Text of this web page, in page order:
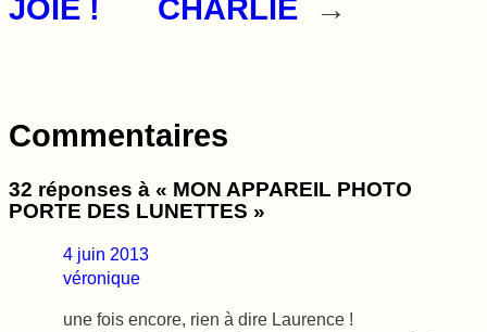
JOIE ! CHARLIE →
Commentaires
32 réponses à « MON APPAREIL PHOTO
PORTE DES LUNETTES »
4 juin 2013
véronique
une fois encore, rien à dire Laurence !